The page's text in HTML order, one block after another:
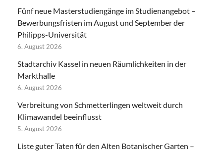
Fünf neue Masterstudiengänge im Studienangebot –
Bewerbungsfristen im August und September der
Philipps-Universität
6. August 2026
Stadtarchiv Kassel in neuen Räumlichkeiten in der
Markthalle
6. August 2026
Verbreitung von Schmetterlingen weltweit durch
Klimawandel beeinflusst
5. August 2026
Liste guter Taten für den Alten Botanischer Garten –